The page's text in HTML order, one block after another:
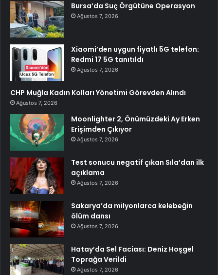
Bursa’da Suç Örgütüne Operasyon
Ağustos 7, 2026
Xiaomi’den uygun fiyatlı 5G telefon:
Redmi 17 5G tanıtıldı
Ağustos 7, 2026
CHP Muğla Kadın Kolları Yönetimi Görevden Alındı
Ağustos 7, 2026
Moonlighter 2, Önümüzdeki Ay Erken
Erişimden Çıkıyor
Ağustos 7, 2026
Test sonucu negatif çıkan Sıla’dan ilk
açıklama
Ağustos 7, 2026
Sakarya’da milyonlarca kelebeğin
ölüm dansı
Ağustos 7, 2026
Hatay’da Sel Faciası: Deniz Hoşgel
Toprağa Verildi
Ağustos 7, 2026